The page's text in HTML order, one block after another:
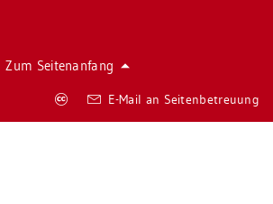
Zum Sei­ten­an­fang
E-Mail an Sei­ten­be­treu­ung
Co­